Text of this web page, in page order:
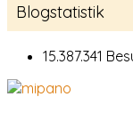
Blogstatistik
15.387.341